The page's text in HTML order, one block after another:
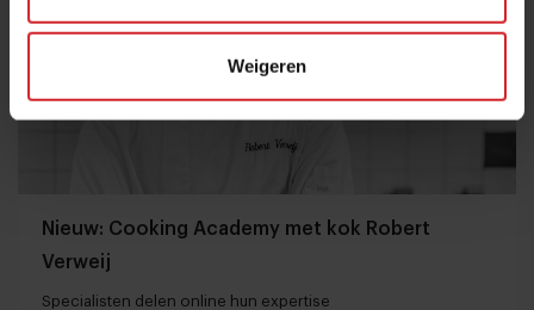
Weigeren
Nieuw: Cooking Academy met kok Robert
Verweij
Specialisten delen online hun expertise